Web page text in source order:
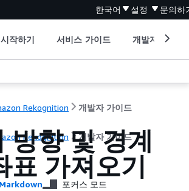
한국어 설정 문의하
시작하기 서비스 가이드 개발자 도구
Rekognition 개발자 가이드
Rekognition 개발자 가이드
방향 및 경계
표 가져오기
Markdown 포커스 모드